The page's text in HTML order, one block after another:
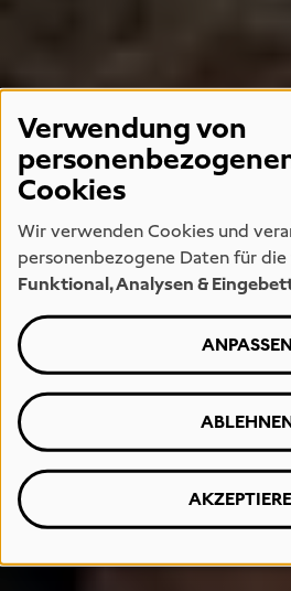
Verwendung von
Cookies
Wir verwenden Cookies und
personenbezogene Daten für
Funktional, Analysen &
ANPASSEN